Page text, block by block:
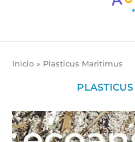
Inicio » Plasticus Maritimus